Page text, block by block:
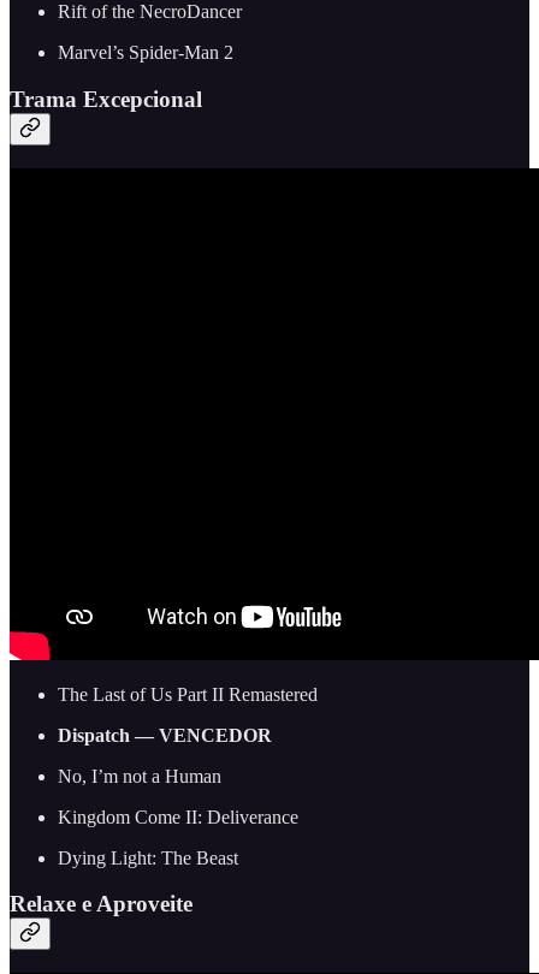
Rift of the NecroDancer
Marvel’s Spider-Man 2
Trama Excepcional
The Last of Us Part II Remastered
Dispatch — VENCEDOR
No, I’m not a Human
Kingdom Come II: Deliverance
Dying Light: The Beast
Relaxe e Aproveite